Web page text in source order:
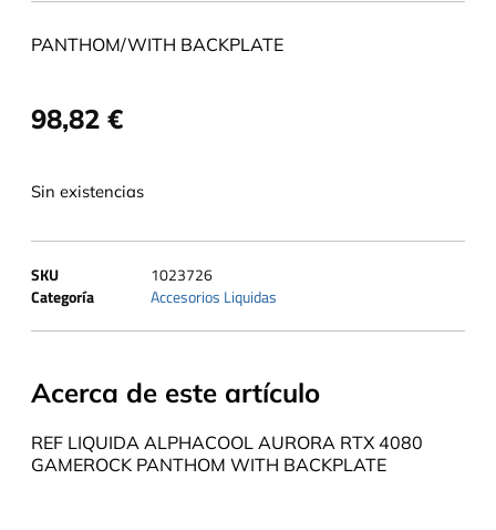
PANTHOM/WITH BACKPLATE
98,82 €
Sin existencias
SKU
1023726
Categoría
Accesorios Liquidas
Acerca de este artículo
REF LIQUIDA ALPHACOOL AURORA RTX 4080
GAMEROCK PANTHOM WITH BACKPLATE